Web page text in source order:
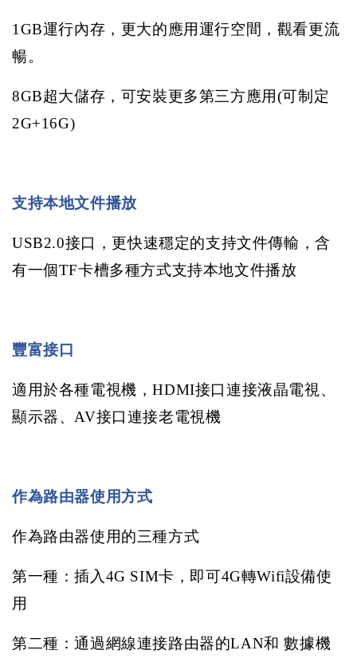
1GB運行內存，更大的應用運行空間，觀看更流
暢。
8GB超大儲存，可安裝更多第三方應用(可制定
2G+16G)
支持本地文件播放
USB2.0接口，更快速穩定的支持文件傳輸，含
有一個TF卡槽多種方式支持本地文件播放
豐富接口
適用於各種電視機，HDMI接口連接液晶電視、
顯示器、 AV接口連接老電視機
作為路由器使用方式
作為路由器使用的三種方式
第一種：插入 4G SIM卡，即可4G轉Wifi設備使
用
第二種：通過網線連接路由器的LAN和 數據機